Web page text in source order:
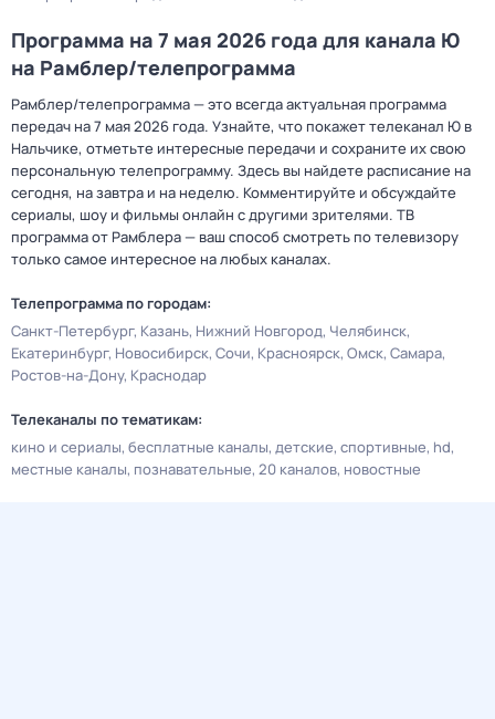
Программа на 7 мая 2026 года для канала Ю
на Рамблер/телепрограмма
Рамблер/телепрограмма — это всегда актуальная программа
передач на 7 мая 2026 года. Узнайте, что покажет телеканал Ю в
Нальчике, отметьте интересные передачи и сохраните их свою
персональную телепрограмму. Здесь вы найдете расписание на
сегодня, на завтра и на неделю. Комментируйте и обсуждайте
сериалы, шоу и фильмы онлайн с другими зрителями. ТВ
программа от Рамблера — ваш способ смотреть по телевизору
только самое интересное на любых каналах.
Телепрограмма по городам:
Санкт-Петербург Казань Нижний Новгород Челябинск
Екатеринбург Новосибирск Сочи Красноярск Омск Самара
Ростов-на-Дону Краснодар
Телеканалы по тематикам:
кино и сериалы бесплатные каналы детские спортивные hd
местные каналы познавательные 20 каналов новостные